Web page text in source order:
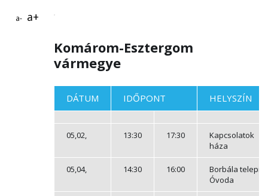
a- a+
Komárom-Esztergom
vármegye
DÁTUM IDŐPONT HELYSZÍN
05,02, 13:30 17:30
Kapcsolatok
háza
05,04, 14:30 16:00
Borbála telepi
Óvoda